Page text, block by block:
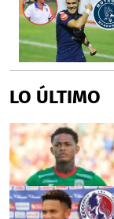
LO ÚLTIMO